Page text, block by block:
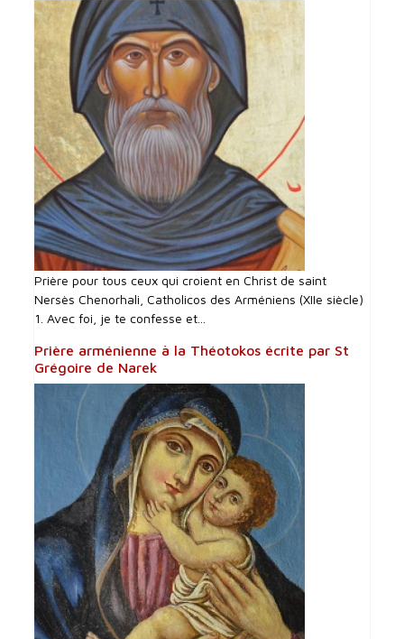
Prière pour tous ceux qui croient en Christ de saint
Nersès Chenorhali, Catholicos des Arméniens (XIIe siècle)
1. Avec foi, je te confesse et...
Prière arménienne à la Théotokos écrite par St
Grégoire de Narek